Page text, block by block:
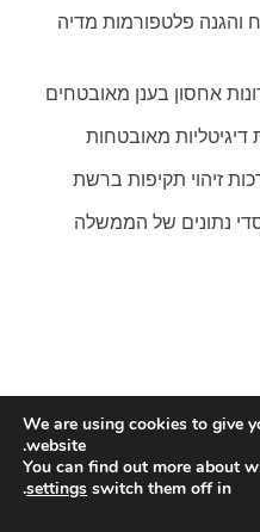
פיתוח והגנה פלטפורמות מדיה
All Rights
Proudly powered
We are using cookies to give
website.
You can find out more about
switch them off in
settings
.